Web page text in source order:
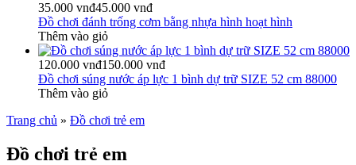
35.000 vnđ45.000 vnđ
Đồ chơi đánh trống cơm bằng nhựa hình hoạt hình
Thêm vào giỏ
120.000 vnđ150.000 vnđ
Đồ chơi súng nước áp lực 1 bình dự trữ SIZE 52 cm 88000
Thêm vào giỏ
Trang chủ » Đồ chơi trẻ em
Đồ chơi trẻ em